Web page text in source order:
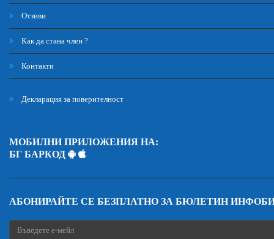
Отзиви
Как да стана член ?
Контакти
Декларация за поверителност
МОБИЛНИ ПРИЛОЖЕНИЯ НА:
БГ БАРКОД
АБОНИРАЙТЕ СЕ БЕЗПЛАТНО ЗА БЮЛЕТИН